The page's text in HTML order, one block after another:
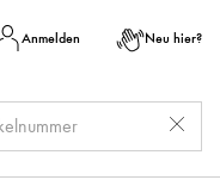
Anmelden Neu hier?